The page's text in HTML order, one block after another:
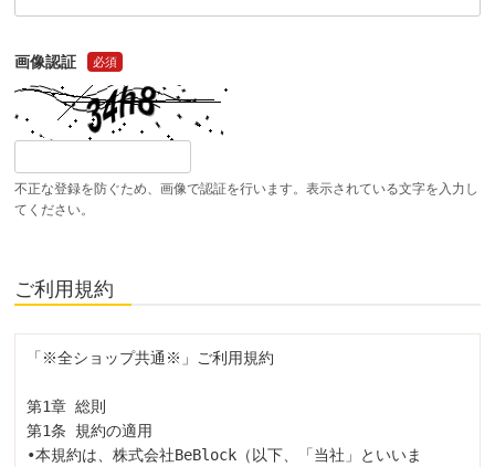
画像認証 必須
不正な登録を防ぐため、画像で認証を行います。表示されている文字を入力し
てください。
ご利用規約